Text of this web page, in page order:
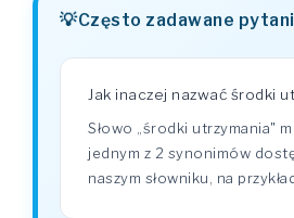
Często zadawane
Jak inaczej nazwać środki
Słowo „środki utrzymania"
jednym z 2 synonimów
naszym słowniku, na